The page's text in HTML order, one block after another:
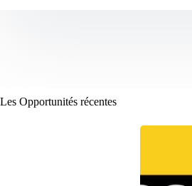
Les Opportunités récentes